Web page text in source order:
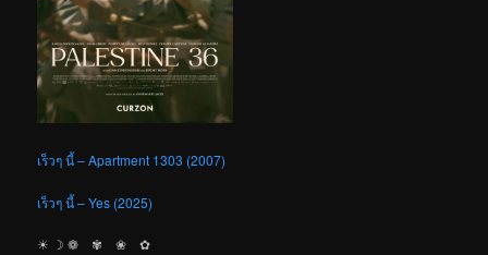
เร็วๆ นี้ – Apartment 1303 (2007)
เร็วๆ นี้ – Yes (2025)
☀︎ ☽ ❁ ✾ ❀ ✿